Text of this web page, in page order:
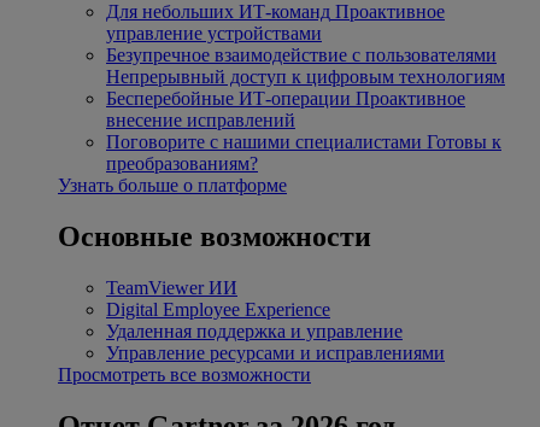
Для небольших ИТ-команд Проактивное
управление устройствами
Безупречное взаимодействие с пользователями
Непрерывный доступ к цифровым технологиям
Бесперебойные ИТ-операции Проактивное
внесение исправлений
Поговорите с нашими специалистами Готовы к
преобразованиям?
Узнать больше о платформе
Основные возможности
TeamViewer ИИ
Digital Employee Experience
Удаленная поддержка и управление
Управление ресурсами и исправлениями
Просмотреть все возможности